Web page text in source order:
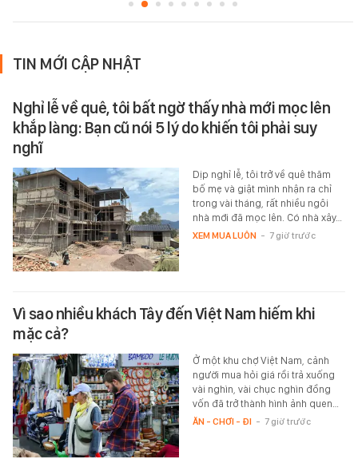
TIN MỚI CẬP NHẬT
Nghỉ lễ về quê, tôi bất ngờ thấy nhà mới mọc lên
khắp làng: Bạn cũ nói 5 lý do khiến tôi phải suy
nghĩ
Dịp nghỉ lễ, tôi trở về quê thăm
bố mẹ và giật mình nhận ra chỉ
trong vài tháng, rất nhiều ngôi
nhà mới đã mọc lên. Có nhà xây…
XEM MUA LUÔN - 7 giờ trước
Vì sao nhiều khách Tây đến Việt Nam hiếm khi
mặc cả?
Ở một khu chợ Việt Nam, cảnh
người mua hỏi giá rồi trả xuống
vài nghìn, vài chục nghìn đồng
vốn đã trở thành hình ảnh quen…
ĂN - CHƠI - ĐI - 7 giờ trước